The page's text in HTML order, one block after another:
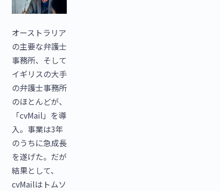
オーストラリア
の主要な弁護士
事務所、そして
イギリスの大手
の弁護士事務所
のほとんどが、
「cvMail」を導
入。事業は3年
のうちに急成長
を遂げた。だが
結果として、
cvMailはトムソ